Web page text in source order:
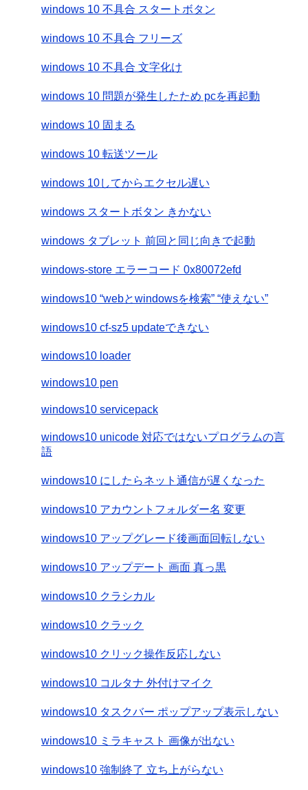
windows 10 不具合 スタートボタン
windows 10 不具合 フリーズ
windows 10 不具合 文字化け
windows 10 問題が発生したため pcを再起動
windows 10 固まる
windows 10 転送ツール
windows 10してからエクセル遅い
windows スタートボタン きかない
windows タブレット 前回と同じ向きで起動
windows-store エラーコード 0x80072efd
windows10 “webとwindowsを検索” “使えない”
windows10 cf-sz5 updateできない
windows10 loader
windows10 pen
windows10 servicepack
windows10 unicode 対応ではないプログラムの言
語
windows10 にしたらネット通信が遅くなった
windows10 アカウントフォルダー名 変更
windows10 アップグレード後画面回転しない
windows10 アップデート 画面 真っ黒
windows10 クラシカル
windows10 クラック
windows10 クリック操作反応しない
windows10 コルタナ 外付けマイク
windows10 タスクバー ポップアップ表示しない
windows10 ミラキャスト 画像が出ない
windows10 強制終了 立ち上がらない